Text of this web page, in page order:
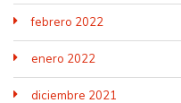
febrero 2022
enero 2022
diciembre 2021